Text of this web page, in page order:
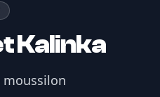
Kalinka
moussilon